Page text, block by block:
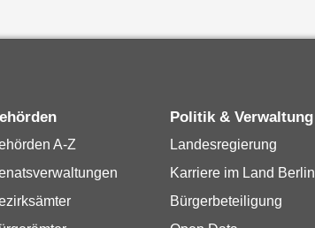
A-Z
Politik & Verwaltung
Landesregierung
Karriere im Land Berlin
Bürgerbeteiligung